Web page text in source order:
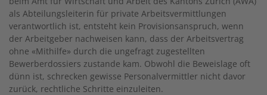
als Abteilungsleiterin für private Arbeitsvermittlungen
verantwortlich ist, entsteht kein Provisionsanspruch, wenn
der Arbeitgeber nachweisen kann, dass der Arbeitsvertrag
ohne «Mithilfe» durch die ungefragt zugestellten
Bewerberdossiers zustande kam. Obwohl die Beweislage oft
dünn ist, schrecken gewisse Personalvermittler nicht davor
zurück, rechtliche Schritte einzuleiten.